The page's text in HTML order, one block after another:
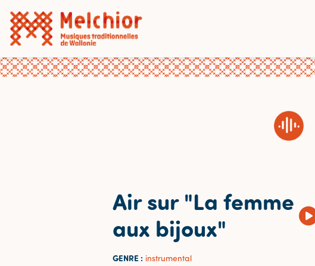
Air sur "La femme
aux bijoux"
GENRE : instrumental